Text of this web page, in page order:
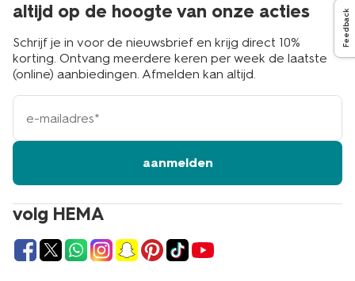
volg HEMA
altijd op de hoogte van onze acties
Schrijf je in voor de nieuwsbrief en krijg direct 10%
korting. Ontvang meerdere keren per week de laatste
(online) aanbiedingen. Afmelden kan altijd.
e-
mailadres
aanmelden
Feedback